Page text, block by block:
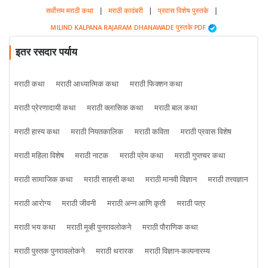
सर्वोत्तम मराठी कथा | मराठी कादंबरी | प्रवास विशेष पुस्तके |
MILIND KALPANA RAJARAM DHANAWADE पुस्तके PDF
इतर रसदार पर्याय
मराठी कथा मराठी आध्यात्मिक कथा
मराठी फिक्शन कथा
मराठी प्रेरणादायी कथा
मराठी क्लासिक कथा
मराठी बाल कथा
मराठी हास्य कथा
मराठी नियतकालिक मराठी कविता
मराठी प्रवास विशेष
मराठी महिला विशेष
मराठी नाटक मराठी प्रेम कथा
मराठी गुप्तचर कथा
मराठी सामाजिक कथा
मराठी साहसी कथा मराठी मानवी विज्ञान
मराठी तत्त्वज्ञान
मराठी आरोग्य
मराठी जीवनी मराठी अन्न आणि कृती
मराठी पत्र
मराठी भय कथा
मराठी मूव्ही पुनरावलोकने
मराठी पौराणिक कथा
मराठी पुस्तक पुनरावलोकने
मराठी थरारक
मराठी विज्ञान-कल्पनारम्य